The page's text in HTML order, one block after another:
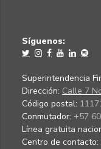
Síguenos:
Superintendencia
Dirección: Calle 7
Código postal:
Conmutador: +57
Línea gratuita
Centro de contacto: